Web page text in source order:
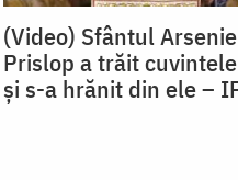
(Video) Sfântul
Prislop a trăit
și s-a hrănit din ele –